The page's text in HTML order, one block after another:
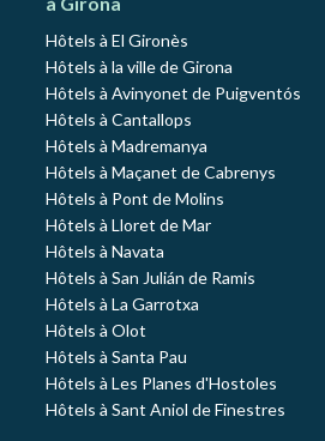
Hôtels à El Gironès
Hôtels à la ville de Girona
Hôtels à Avinyonet de Puigventós
Hôtels à Cantallops
Hôtels à Madremanya
Hôtels à Maçanet de Cabrenys
Hôtels à Pont de Molins
Hôtels à Lloret de Mar
Hôtels à Navata
Hôtels à San Julián de Ramis
Hôtels à La Garrotxa
Hôtels à Olot
Hôtels à Santa Pau
Hôtels à Les Planes d'Hostoles
Hôtels à Sant Aniol de Finestres